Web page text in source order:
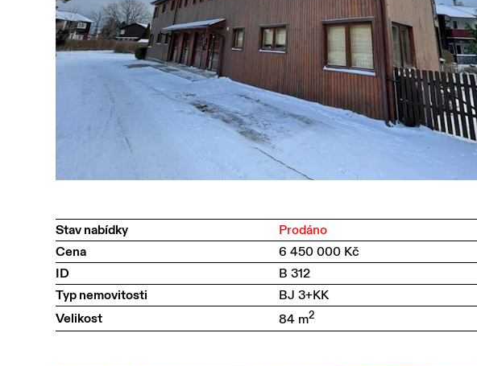
Stav nabídky
Prodáno
Cena
6 450 000 Kč
ID
B 312
Typ nemovitosti
BJ 3+KK
Velikost
84 m2